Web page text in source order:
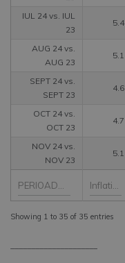
IUL 24 vs. IUL
23
5.4
AUG 24 vs.
AUG 23
5.1
SEPT 24 vs.
SEPT 23
4.6
OCT 24 vs.
OCT 23
4.7
NOV 24 vs.
NOV 23
5.1
Showing 1 to 35 of 35 entries